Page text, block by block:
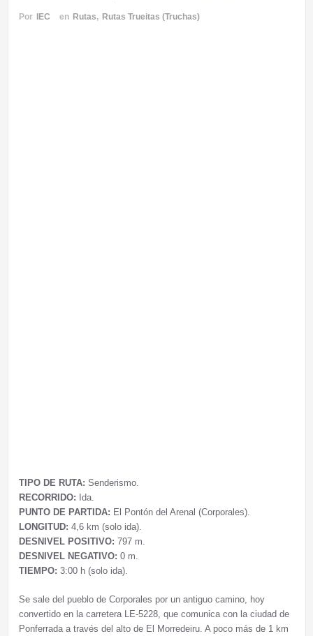
Por IEC en Rutas, Rutas Trueitas (Truchas)
TIPO DE RUTA: Senderismo.
RECORRIDO: Ida.
PUNTO DE PARTIDA: El Pontón del Arenal (Corporales).
LONGITUD: 4,6 km (solo ida).
DESNIVEL POSITIVO: 797 m.
DESNIVEL NEGATIVO: 0 m.
TIEMPO: 3:00 h (solo ida).
Se sale del pueblo de Corporales por un antiguo camino, hoy
convertido en la carretera LE-5228, que comunica con la ciudad de
Ponferrada a través del alto de El Morredeiru. A poco más de 1 km